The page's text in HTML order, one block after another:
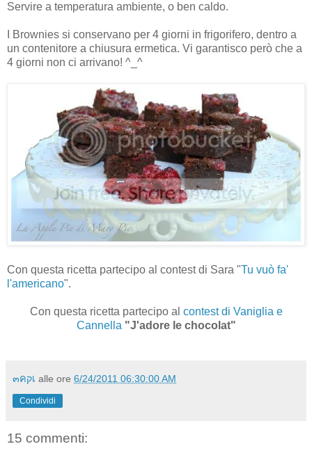
Servire a temperatura ambiente, o ben caldo.
I Brownies si conservano per 4 giorni in frigorifero, dentro a
un contenitore a chiusura ermetica. Vi garantisco però che a
4 giorni non ci arrivano! ^_^
Con questa ricetta partecipo al contest di Sara "Tu vuò fa'
l'americano".
Con questa ricetta partecipo al contest di Vaniglia e
Cannella "J'adore le chocolat"
๓คקเ alle ore 6/24/2011 06:30:00 AM
Condividi
15 commenti: